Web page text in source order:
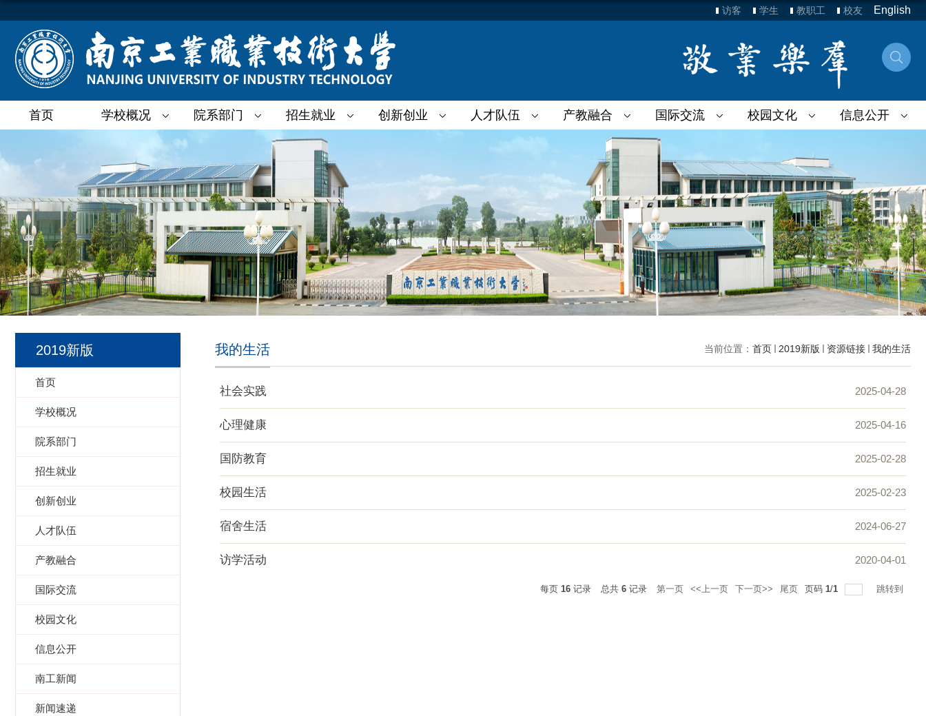
访客 学生 教职工 校友 English
首页 学校概况 院系部门 招生就业 创新创业 人才队伍 产教融合 国际交流 校园文化 信息公开
2019新版
首页
学校概况
院系部门
招生就业
创新创业
人才队伍
产教融合
国际交流
校园文化
信息公开
南工新闻
新闻速递
当前位置： 首页 2019新版 资源链接 我的生活
我的生活
社会实践 2025-04-28
心理健康 2025-04-16
国防教育 2025-02-28
校园生活 2025-02-23
宿舍生活 2024-06-27
访学活动 2020-04-01
每页 16 记录 总共 6 记录 第一页 <<上一页 下一页>> 尾页 页码 1/1 跳转到